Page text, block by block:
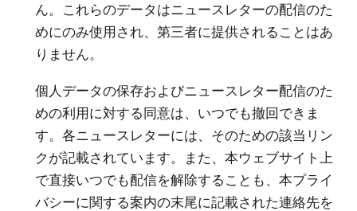
ん。これらのデータはニュースレターの配信のた
めにのみ使用され、第三者に提供されることはあ
りません。
個人データの保存およびニュースレター配信のた
めの利用に対する同意は、いつでも撤回できま
す。各ニュースレターには、そのための該当リン
クが記載されています。また、本ウェブサイト上
で直接いつでも配信を解除することも、本プライ
バシーに関する案内の末尾に記載された連絡先を